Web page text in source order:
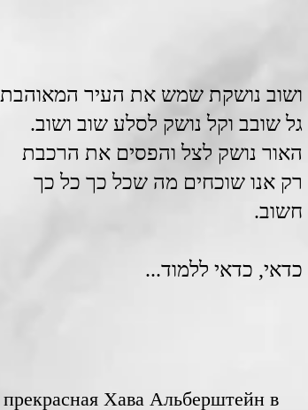
ושוב נושקת שמש את העיר המאוהבת
גל שובב וקל נושק לסלע שוב ושוב.
האור נושק לצל והפסים את הרכבת
רק אנו שוכחים מה שכל כך כל כך
חשוב.
כדאי, כדאי ללמוד...